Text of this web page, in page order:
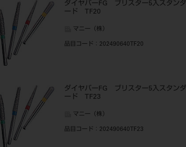
ダイヤバーFG ブリスター5入スタンダ
ード TF20
マニー（株）
品目コード ：202490640TF20
ダイヤバーFG ブリスター5入スタンダ
ード TF23
マニー（株）
品目コード ：202490640TF23